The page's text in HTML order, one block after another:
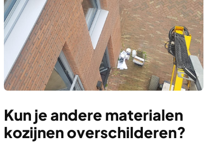
Kun je andere materialen
kozijnen overschilderen?